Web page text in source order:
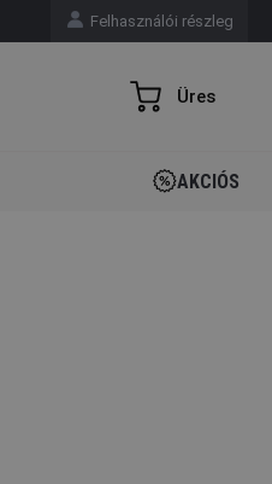
Felhasználói részleg
Üres
AKCIÓS